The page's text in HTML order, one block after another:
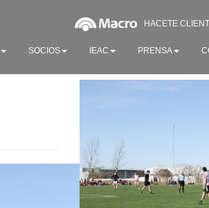
HACETE
SOCIOS IEAC PRENSA